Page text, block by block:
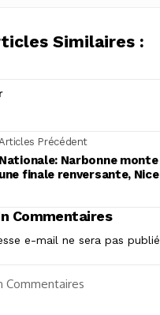
Similaires :
Articles Précédent
Nationale: Narbonne
une finale renversante,
Commentaires
e-mail ne sera pas